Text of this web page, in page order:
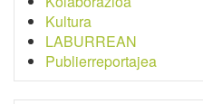
Kultura
LABURREAN
Publierreportajea